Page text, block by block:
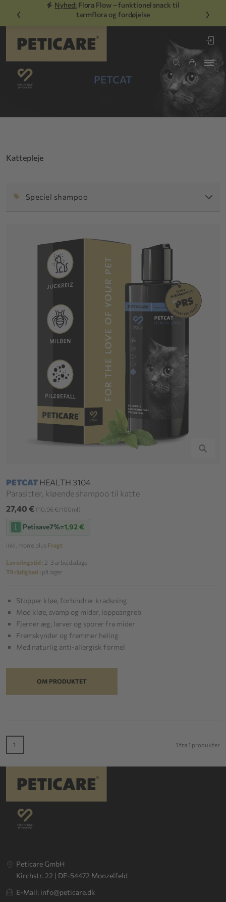
‹
Nyhed:Flora Flow – funktionel snack til
tarmflora og fordøjelse
›
PETCAT
Kattepleje
Speciel shampoo
PETCAT HEALTH 3104
Parasitter, kløende shampoo til katte
27,40 € (10,96 €/100ml)
Petisave7%=1,92 €
inkl. moms plus Fragt
Leveringstid : 2-3 arbejdsdage
Til rådighed : på lager
Stopper kløe, forhindrer kradsning
Mod kløe, svamp og mider, loppeangreb
Fjerner æg, larver og sporer fra mider
Fremskynder og fremmer heling
Med naturlig anti-allergisk formel
OM PRODUKTET
1 1 fra 1 produkter
Peticare GmbH
Kirchstr. 22 | DE-54472 Monzelfeld
E-Mail: info@peticare.dk